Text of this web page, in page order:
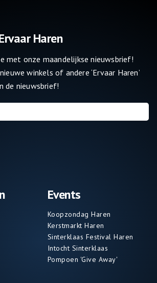
Events
Koopzondag Haren
Kerstmarkt Haren
Sinterklaas Festival Haren
Intocht Sinterklaas
Pompoen 'Give Away'
Haren
met onze maandelijkse nieuwsbrief!
winkels of andere ‘Ervaar Haren’
de nieuwsbrief!